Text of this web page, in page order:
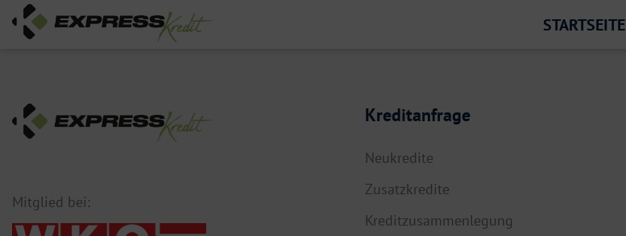
STARTSEITE
Mitglied bei:
Kreditanfrage
Neukredite
Zusatzkredite
Kreditzusammenlegung